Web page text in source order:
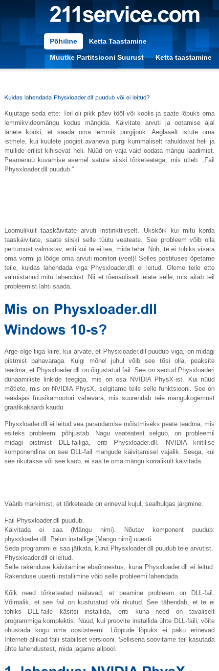
Põhiline Ketta Taastamine
Muutke Partitsiooni Suurust Ketta taastamine
Kujutage seda ette: Teil oli pikk päev tööl või koolis ja saate lõpuks oma
lemmikvideomängu kodus mängida. Käivitate arvuti ja ootamise ajal
lähete kööki, et saada oma lemmik purgijook. Aeglaselt istute oma
istmele, kui kuulete joogist avaneva purgi kummaliselt rahuldavat heli ja
mullide erilist kihisevat heli. Nüüd on vaja vaid oodata mängu laadimist.
Peamenüü kuvamise asemel satute siiski tõrketeatega, mis ütleb: „Fail
Physxloader.dll
puudub.”
Loomulikult taaskäivitate arvuti instinktiivselt. Ükskõik kui mitu korda
taaskäivitate, saate siiski selle tüütu veateate. See probleem võib olla
pettumust valmistav, eriti kui te ei tea, mida teha. Noh, te ei tohiks visata
oma vormi ja lööge oma arvuti monitori (veel)! Selles postituses õpetame
teile, kuidas lahendada viga Physxloader.dll
ei leitud. Oleme teile ette
valmistanud mitu lahendust. Nii et tõenäoliselt leiate selle, mis aitab teil
probleemist lahti saada.
Ärge olge liiga kiire, kui arvate, et Physxloader.dll
puudub viga, on midagi
pistmist pahavaraga. Kuigi mõnel juhul võib see tõsi olla, peaksite
teadma, et Physxloader.dll
on õigustatud fail. See on seotud Physxloaderi
dünaamiliste linkide teegiga, mis on osa NVIDIA PhysX-ist. Kui nüüd
mõtlete, mis on NVIDIA PhysX, selgitame teile selle funktsiooni. See on
reaalajas füüsikamootori vahevara, mis suurendab teie mängukogemust
graafikakaardi kaudu.
Physxloader.dll
ei leitud vea parandamise mõistmiseks peate teadma, mis
esiteks probleemi põhjustab. Nagu veateatest selgub, on probleemil
midagi pistmist DLL-failiga, eriti
Physxloader.dll . NVIDIA kriitilise
komponendina on see DLL-fail mängude käivitamisel vajalik. Seega, kui
see rikutakse või see kaob, ei saa te oma mängu korralikult käivitada.
Väärib märkimist, et tõrketeade on erineval kujul, sealhulgas järgmine:
Fail Physxloader.dll
puudub.
Käivitada ei saa (Mängu nimi). Nõutav komponent puudub:
physxloader.dll . Palun installige [Mängu nimi] uuesti.
Seda programmi ei saa jätkata, kuna Physxloader.dll
puudub teie arvutist.
Physxloader.dll
ei leitud.
Selle rakenduse käivitamine ebaõnnestus, kuna Physxloader.dll
ei leitud.
Rakenduse uuesti installimine võib selle probleemi lahendada.
Kõik need tõrketeated näitavad, et peamine probleem on DLL-fail.
Võimalik, et see fail on kustutatud või rikutud. See tähendab, et te ei
tohiks DLL-faile käsitsi installida, eriti kuna need on tavaliselt
programmiga komplektis. Nüüd, kui proovite installida ühte DLL-faili, võite
ohustada kogu oma opsüsteemi. Lõppude lõpuks ei paku erinevad
Interneti-allikad faili stabiilset versiooni. Sellisena soovitame teil kasutada
ühte lahendustest, mida jagame allpool.